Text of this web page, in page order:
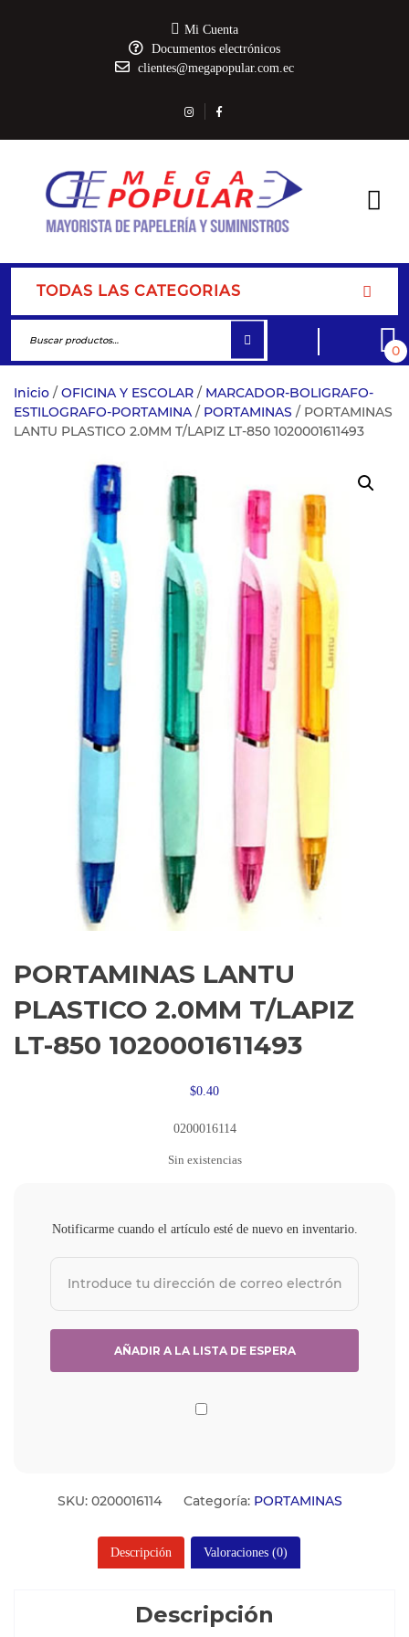
Mi Cuenta
Documentos electrónicos
clientes@megapopular.com.ec
TODAS LAS CATEGORIAS
0
Inicio / OFICINA Y ESCOLAR / MARCADOR-BOLIGRAFO-
ESTILOGRAFO-PORTAMINA / PORTAMINAS / PORTAMINAS
LANTU PLASTICO 2.0MM T/LAPIZ LT-850 1020001611493
PORTAMINAS LANTU
PLASTICO 2.0MM T/LAPIZ
LT-850 1020001611493
$0.40
0200016114
Sin existencias
Notificarme cuando el artículo esté de nuevo en inventario.
SKU: 0200016114 Categoría: PORTAMINAS
Descripción Valoraciones (0)
Descripción